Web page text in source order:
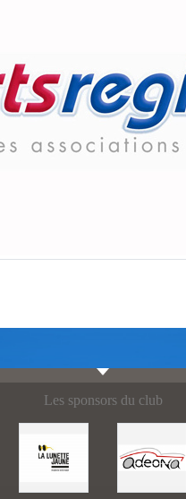
Les sponsors du club